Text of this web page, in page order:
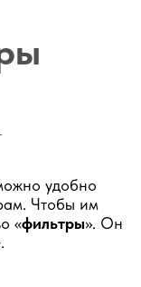
удобно
Чтобы им
«фильтры». Он